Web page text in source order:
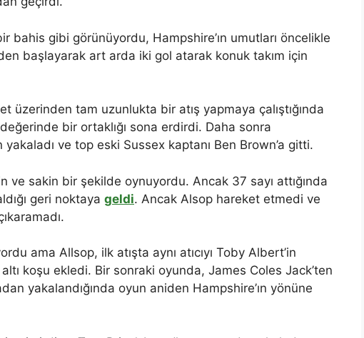
bahis gibi görünüyordu, Hampshire’ın umutları öncelikle
başlayarak art arda iki gol atarak konuk takım için
üzerinden tam uzunlukta bir atış yapmaya çalıştığında
bir ortaklığı sona erdirdi. Daha sonra
ve top eski Sussex kaptanı Ben Brown’a gitti.
sakin bir şekilde oynuyordu. Ancak 37 sayı attığında
geri noktaya geldi. Ancak Alsop hareket etmedi ve
ama Allsop, ilk atışta aynı atıcıyı Toby Albert’in
koşu ekledi. Bir sonraki oyunda, James Coles Jack’ten
yakalandığında oyun aniden Hampshire’ın yönüne